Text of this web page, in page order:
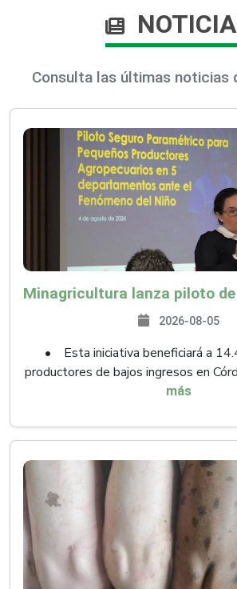
Consulta las últimas noticias
2026-08-05
• Esta iniciativa beneficiará a
productores de bajos ingresos en
más